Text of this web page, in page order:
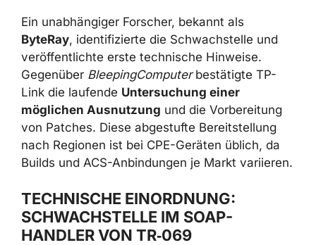
Ein unabhängiger Forscher, bekannt als
ByteRay, identifizierte die Schwachstelle und
veröffentlichte erste technische Hinweise.
Gegenüber BleepingComputerbestätigte TP-
Link die laufende Untersuchung einer
möglichen Ausnutzung und die Vorbereitung
von Patches. Diese abgestufte Bereitstellung
nach Regionen ist bei CPE-Geräten üblich, da
Builds und ACS-Anbindungen je Markt variieren.
TECHNISCHE EINORDNUNG:
SCHWACHSTELLE IM SOAP-
HANDLER VON TR‑069